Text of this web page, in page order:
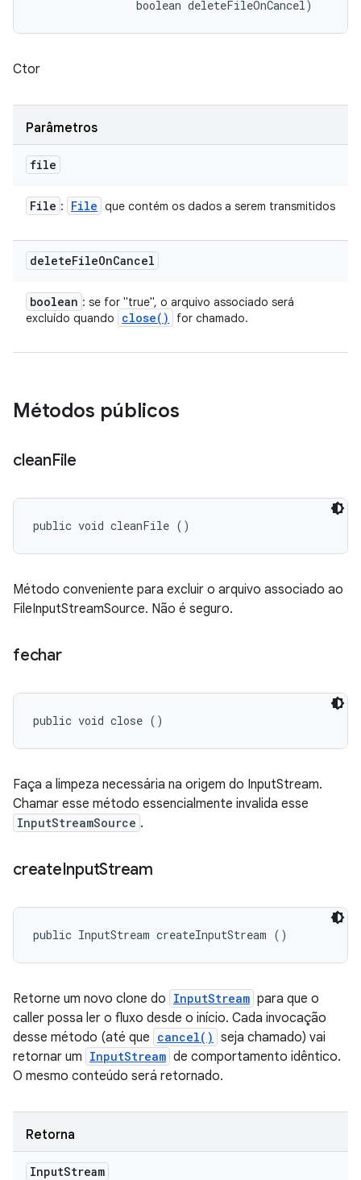
                boolean deleteFileOnCancel)
Ctor
Parâmetros
file
File : File que contém os dados a serem transmitidos
deleteFileOnCancel
boolean : se for "true", o arquivo associado será
excluído quando
close( ) for chamado.
Métodos públicos
cleanFile
public void cleanFile ()
Método conveniente para excluir o arquivo associado ao
FileInputStreamSource. Não é seguro.
fechar
public void close ()
Faça a limpeza necessária na origem do InputStream.
Chamar esse método essencialmente invalida esse
InputStreamSource .
createInputStream
public InputStream createInputStream ()
Retorne um novo clone do InputStream para que o
caller possa ler o fluxo desde o início. Cada invocação
desse método (até que cancel() seja chamado) vai
retornar um InputStream de comportamento idêntico.
O mesmo conteúdo será retornado.
Retorna
InputStream